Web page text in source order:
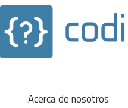
Acerca de nosotros